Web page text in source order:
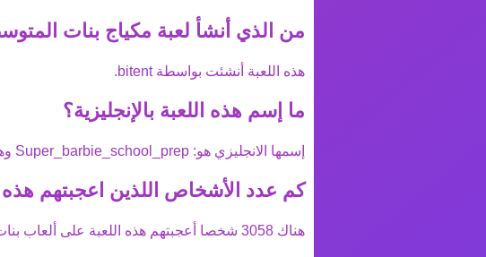
من الذي أنشأ لعبة مكياج بنات
هذه اللعبة أنشئت بواسطةbitent
.
ما إسم هذه اللعبة بالإنجليزية؟
إسمها الانجليزي هو: Super_barbie_school_prep
كم عدد الأشخاص اللذين اعجبتهم هذه
هناك 3058 شخصا أعجبتهم هذه اللعبة على ألعاب